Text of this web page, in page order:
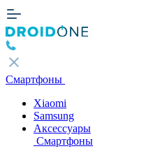
Смартфоны
Xiaomi
Samsung
Аксессуары
Смартфоны